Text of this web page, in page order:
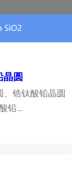
圆
、锆钛酸铅晶圆
铅…